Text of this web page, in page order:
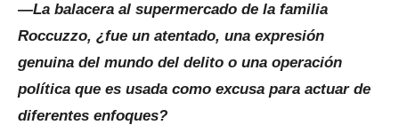
—La balacera al supermercado de la familia
Roccuzzo, ¿fue un atentado, una expresión
genuina del mundo del delito o una operación
política que es usada como excusa para actuar de
diferentes enfoques?